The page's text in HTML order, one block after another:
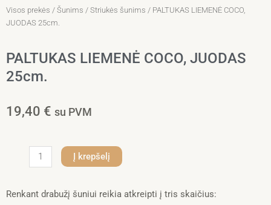
Visos prekės / Šunims / Striukės šunims / PALTUKAS LIEMENĖ COCO,
JUODAS 25cm.
PALTUKAS LIEMENĖ COCO, JUODAS
25cm.
19,40 € su PVM
produkto
LIEMENĖ
Į krepšelį
Renkant drabužį šuniui reikia atkreipti į tris skaičius: